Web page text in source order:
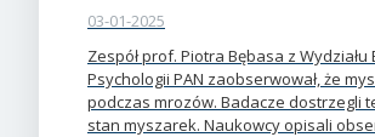
03-01-2025
Zespół prof. Piotra Bębasa z
Psychologii PAN zaobserwował, że
podczas mrozów. Badacze dostrzegli
stan myszarek. Naukowcy opisali